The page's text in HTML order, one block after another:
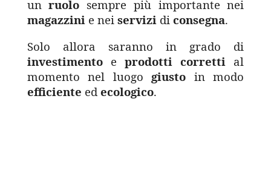
unruolo sempre più importante nei
magazzini e nei servizi di consegna.
Solo allora saranno in grado di
investimentoe prodotti corretti al
momento nel luogo giusto in modo
efficiente ed ecologico.